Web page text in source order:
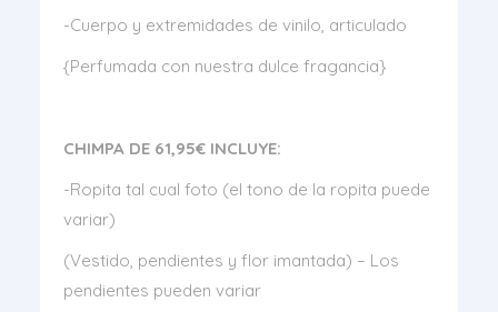
-Cuerpo y extremidades de vinilo, articulado
{Perfumada con nuestra dulce fragancia}
CHIMPA DE 61,95€ INCLUYE:
-Ropita tal cual foto (el tono de la ropita puede
variar)
(Vestido, pendientes y flor imantada) – Los
pendientes pueden variar